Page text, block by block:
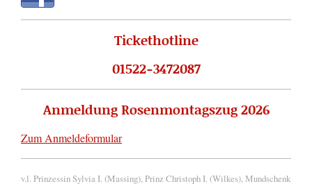
Tickethotline
01522-3472087
Anmeldung Rosenmontagszug 2026
Zum Anmeldeformular
v.l. Prinzessin Sylvia I. (Massing), Prinz Christoph I. (Wilkes), Mundschenk